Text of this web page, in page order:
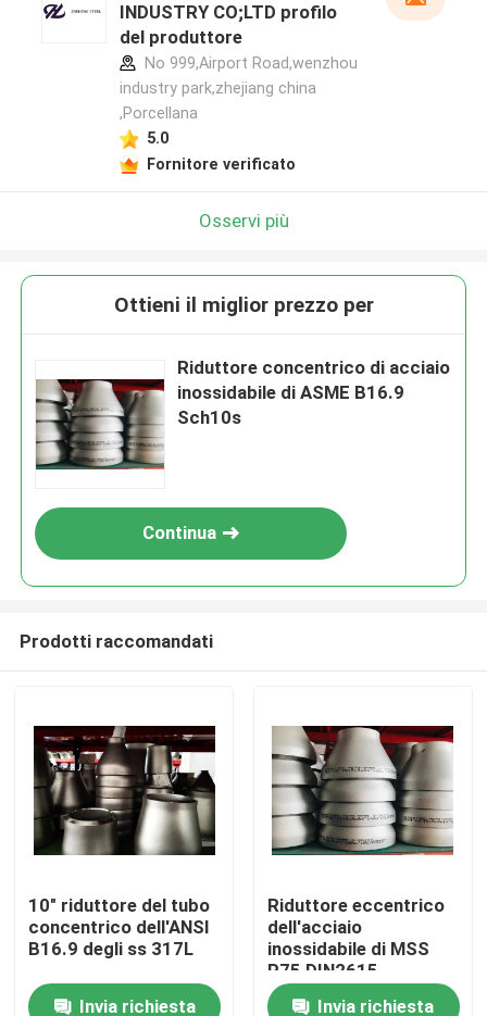
Prodotti
Circa noi
INDUSTRY CO;LTD profilo
del produttore
No 999,Airport Road,wenzhou
industry park,zhejiang china
,Porcellana
5.0
Fornitore verificato
Osservi più
Ottieni il miglior prezzo per
Riduttore concentrico di acciaio
inossidabile di ASME B16.9
Sch10s
Continua
Prodotti raccomandati
10" riduttore del tubo
concentrico dell'ANSI
B16.9 degli ss 317L
Invia richiesta
Riduttore eccentrico
dell'acciaio
inossidabile di MSS
P75 DIN2615
Invia richiesta